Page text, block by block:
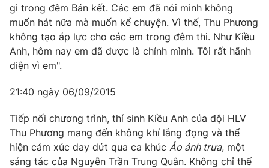
gì trong đêm Bán kết. Các em đã nói mình không
muốn hát nữa mà muốn kể chuyện. Vì thế, Thu Phương
không tạo áp lực cho các em trong đêm thi. Như Kiều
Anh, hôm nay em đã được là chính mình. Tôi rất hãnh
diện vì em".
21:40 ngày 06/09/2015
Tiếp nối chương trình, thí sinh Kiều Anh của đội HLV
Thu Phương mang đến không khí lắng đọng và thể
hiện cảm xúc day dứt qua ca khúc Ảo ảnh trưa, một
sáng tác của Nguyễn Trần Trung Quân. Không chỉ thể